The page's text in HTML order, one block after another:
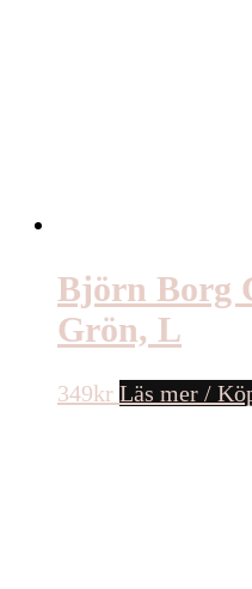
Björn Borg
Grön, L
349kr Läs mer /